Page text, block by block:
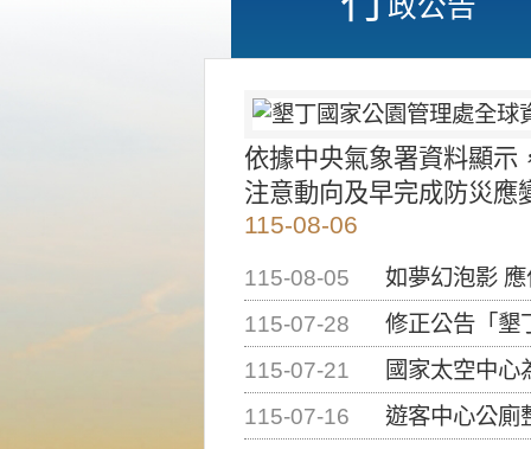
依據中央氣象署資料顯示
注意動向及早完成防災應
115-08-06
115-08-05
如夢幻泡影
115-07-28
修正公告「墾丁國家公
115-07-21
國家太空中心為辦理
115-07-16
遊客中心公廁